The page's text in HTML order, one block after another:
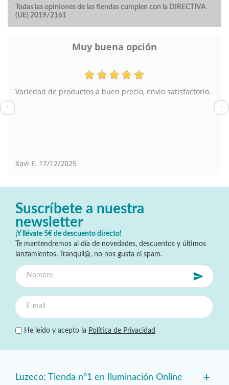
Todas las opiniones de las tiendas cumplen con la DIRECTIVA
(UE) 2019/2161
Muy buena opción
Variedad de productos a buen precio, envio satisfactorio.
Xavi F. 17/12/2025
‹ ›
Suscríbete a nuestra
newsletter
¡Y llévate 5€ de descuento directo!
Te mantendremos al día de novedades, descuentos y últimos
lanzamientos. Tranquil@, no nos gusta el spam.
He leído y acepto la Política de Privacidad
Luzeco: Tienda nº1 en Iluminación Online +